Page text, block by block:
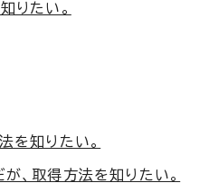
りたい。
を知りたい。
、取得方法を知りたい。